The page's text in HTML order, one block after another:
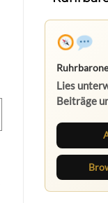
Lies
Beiträge